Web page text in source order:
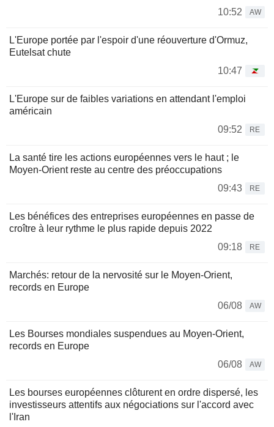
10:52
AW
L'Europe portée par l'espoir d'une réouverture d'Ormuz,
Eutelsat chute
10:47
L'Europe sur de faibles variations en attendant l'emploi
américain
09:52
RE
La santé tire les actions européennes vers le haut ; le
Moyen-Orient reste au centre des préoccupations
09:43
RE
Les bénéfices des entreprises européennes en passe de
croître à leur rythme le plus rapide depuis 2022
09:18
RE
Marchés: retour de la nervosité sur le Moyen-Orient,
records en Europe
06/08
AW
Les Bourses mondiales suspendues au Moyen-Orient,
records en Europe
06/08
AW
Les bourses européennes clôturent en ordre dispersé, les
investisseurs attentifs aux négociations sur l'accord avec
l'Iran